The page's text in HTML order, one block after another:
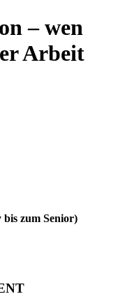
– wen
Arbeit
bis zum Senior)